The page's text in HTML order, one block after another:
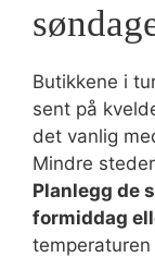
Butikkene i
sent på
det vanlig
Mindre
Planlegg de
formiddag